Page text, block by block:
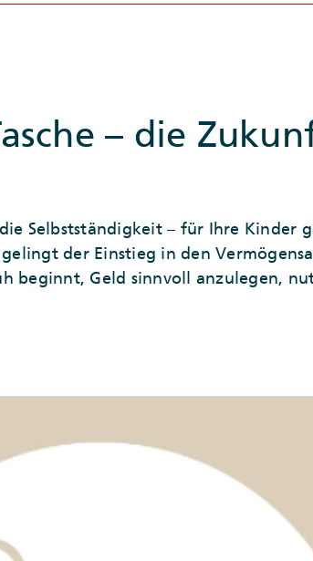
– die
Selbstständigkeit – für Ihre Kinder
der Einstieg in den
beginnt, Geld sinnvoll anzulegen,